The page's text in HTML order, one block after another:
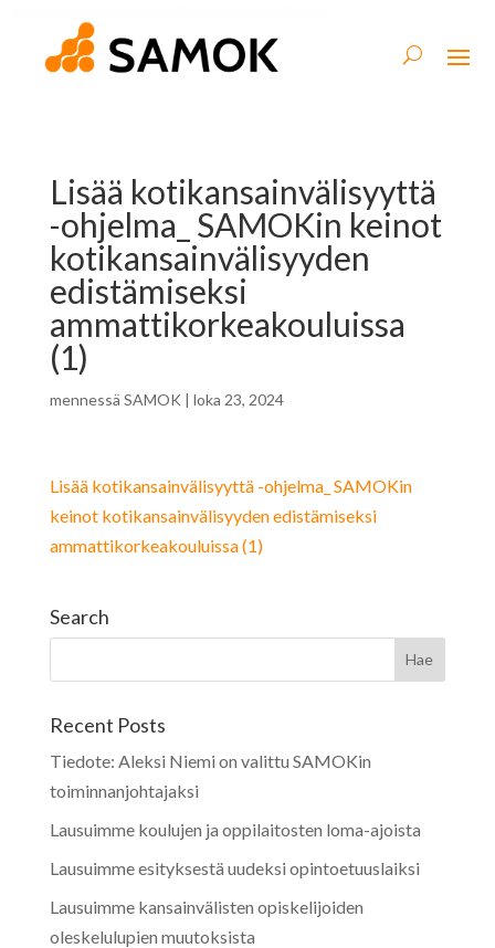
Lisää kotikansainvälisyyttä
-ohjelma_ SAMOKin keinot
kotikansainvälisyyden
edistämiseksi
ammattikorkeakouluissa
(1)
mennessä SAMOK | loka 23, 2024
Lisää kotikansainvälisyyttä -ohjelma_ SAMOKin
keinot kotikansainvälisyyden edistämiseksi
ammattikorkeakouluissa (1)
Search
Recent Posts
Tiedote: Aleksi Niemi on valittu SAMOKin
toiminnanjohtajaksi
Lausuimme koulujen ja oppilaitosten loma-ajoista
Lausuimme esityksestä uudeksi opintoetuuslaiksi
Lausuimme kansainvälisten opiskelijoiden
oleskelulupien muutoksista